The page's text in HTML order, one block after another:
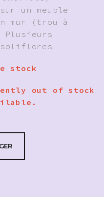
un meuble
mur (trou à
stock
out of stock